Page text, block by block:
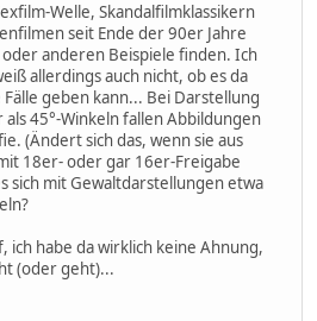
Welle, Skandalfilmklassikern
seit Ende der 90er Jahre
anderen Beispiele finden. Ich
allerdings auch nicht, ob es da
geben kann... Bei Darstellung
45°-Winkeln fallen Abbildungen
(Ändert sich das, wenn sie aus
18er- oder gar 16er-Freigabe
sich mit Gewaltdarstellungen etwa
ich habe da wirklich keine Ahnung,
(oder geht)...